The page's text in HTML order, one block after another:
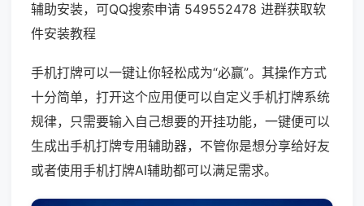
辅助安装，可QQ搜索申请 549552478 进群获取软
件安装教程
手机打牌可以一键让你轻松成为“必赢”。其操作方式
十分简单，打开这个应用便可以自定义手机打牌系统
规律，只需要输入自己想要的开挂功能，一键便可以
生成出手机打牌专用辅助器，不管你是想分享给好友
或者使用手机打牌AI辅助都可以满足需求。